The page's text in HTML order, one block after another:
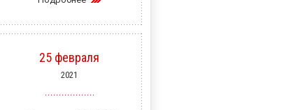
25 февраля
2021